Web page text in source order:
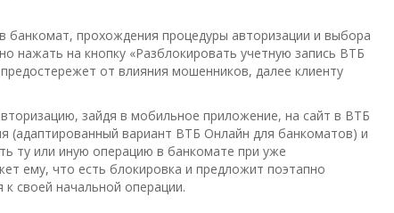
банкомат, прохождения процедуры авторизации и выбора
нажать на кнопку «Разблокировать учетную запись ВТБ
от влияния мошенников, далее клиенту
зайдя в мобильное приложение, на сайт в ВТБ
(адаптированный вариант ВТБ Онлайн для банкоматов) и
ту или иную операцию в банкомате при уже
ему, что есть блокировка и предложит поэтапно
своей начальной операции.